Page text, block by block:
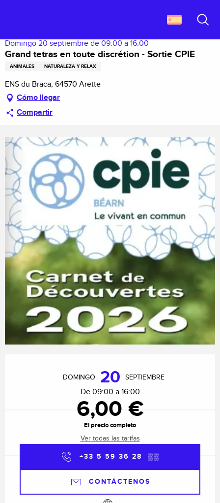
principal
Domingo 20 septiembre de 09:00 a 16:00
Grand tetras en toute discrétion - Sortie CPIE
ANIMALES NATURALEZA Y RELAX
ENS du Braca, 64570 Arette
Cómo llegar
Compartir
DOMINGO 20 SEPTIEMBRE
De 09:00 a 16:00
6,00 €
El precio completo
Ver todas las tarifas
+33 5 59 36 28 ▒▒
CONTÁCTENOS